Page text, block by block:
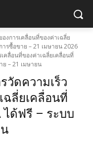
งการเคลื่อนที่ของค่าเฉลี่ย
รซื้อขาย – 21 เมษายน 2026
คลื่อนที่ของค่าเฉลี่ยเคลื่อนที่
– 21 เมษายน
วัดความเร็ว
ฉลี่ยเคลื่อนที่
ได้ฟรี – ระบบ